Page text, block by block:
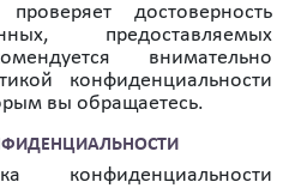
достоверность
предоставляемых
внимательно
конфиденциальности
вы обращаетесь.
конфиденциальности